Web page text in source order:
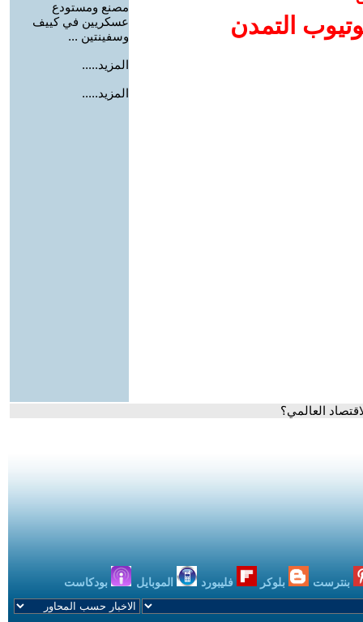
التمدن
مصنع ومستودع
عسكريين في كييف
وسفينتين ...
المزيد.....
المزيد.....
العالمي؟
بنترست بلوكر فليبورد الموبايل بودكاست